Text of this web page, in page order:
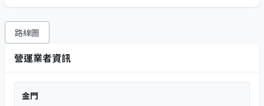
路線圖
營運業者資訊
金門